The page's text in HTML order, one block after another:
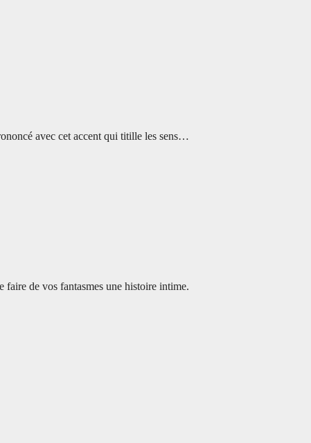
avec cet accent qui titille les sens…
faire de vos fantasmes une histoire intime.